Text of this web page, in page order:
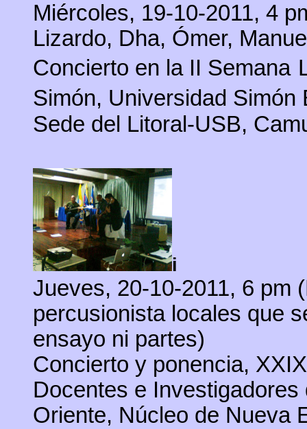
Miércoles, 19-10-2011, 4
Lizardo, Dha, Ómer,
Concierto en la II Semana
Simón, Universidad Simón
Sede del Litoral-USB,
i
Jueves, 20-10-2011, 6 pm
percusionista locales que
ensayo ni partes)
Concierto y ponencia,
Docentes e
Oriente, Núcleo de Nueva